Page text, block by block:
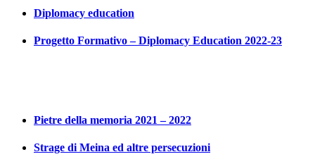
Diplomacy education
Progetto Formativo – Diplomacy Education 2022-23
Pietre della memoria 2021 – 2022
Strage di Meina ed altre persecuzioni